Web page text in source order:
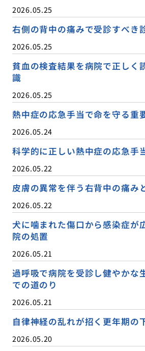
2026.05.25
右側の背中の痛みで受診すべき
2026.05.25
貧血の検査結果を病院で正しく
識
2026.05.25
熱中症の応急手当で命を守る重
2026.05.24
科学的に正しい熱中症の応急手
2026.05.22
皮膚の異常を伴う右背中の痛み
2026.05.22
犬に噛まれた傷口から感染症が
院の処置
2026.05.21
過呼吸で病院を受診し健やかな
での道のり
2026.05.21
自律神経の乱れが招く更年期の
2026.05.20